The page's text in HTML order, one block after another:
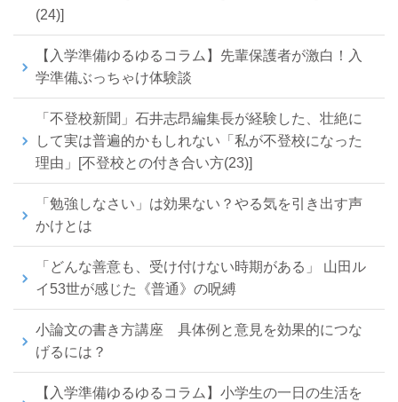
(24)]
【入学準備ゆるゆるコラム】先輩保護者が激白！入
学準備ぶっちゃけ体験談
「不登校新聞」石井志昂編集長が経験した、壮絶に
して実は普遍的かもしれない「私が不登校になった
理由」[不登校との付き合い方(23)]
「勉強しなさい」は効果ない？やる気を引き出す声
かけとは
「どんな善意も、受け付けない時期がある」 山田ル
イ53世が感じた《普通》の呪縛
小論文の書き方講座 具体例と意見を効果的につな
げるには？
【入学準備ゆるゆるコラム】小学生の一日の生活を